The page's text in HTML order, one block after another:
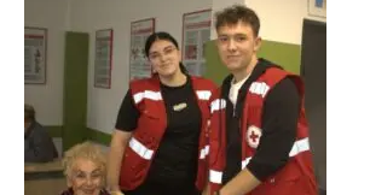
HISTORIA E LËVIZJES
HISTORIA E KRYQIT TË KUQ
STRUKTURA E ORGANIZATËS